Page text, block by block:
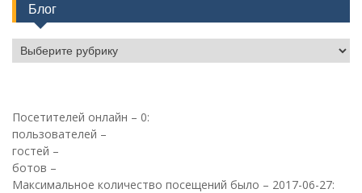
Блог
Блог
Посетителей онлайн – 0:
пользователей –
гостей –
ботов –
Максимальное количество посещений было – 2017-06-27: